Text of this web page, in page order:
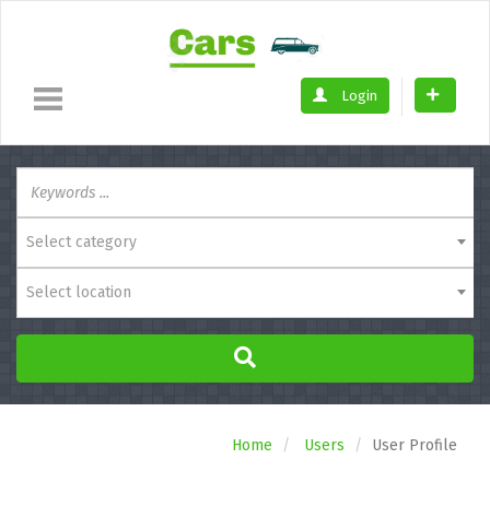
Login
Select category
Select location
Home Users User Profile